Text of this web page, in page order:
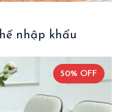
nhập khẩu
50% OFF